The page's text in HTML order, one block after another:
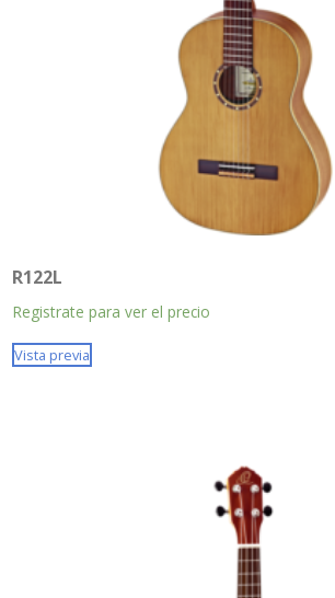
R122L
Registrate para ver el precio
Vista previa